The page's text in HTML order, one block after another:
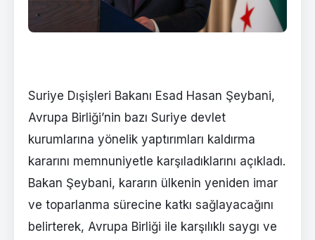
Suriye Dışişleri Bakanı Esad Hasan Şeybani,
Avrupa Birliği’nin bazı Suriye devlet
kurumlarına yönelik yaptırımları kaldırma
kararını memnuniyetle karşıladıklarını açıkladı.
Bakan Şeybani, kararın ülkenin yeniden imar
ve toparlanma sürecine katkı sağlayacağını
belirterek, Avrupa Birliği ile karşılıklı saygı ve